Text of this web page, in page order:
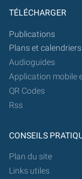
TÉLÉCHARGER
Publications
Plans et
Audioguides
Application mobile
QR Codes
Rss
CONSEILS
Plan du site
Links utiles